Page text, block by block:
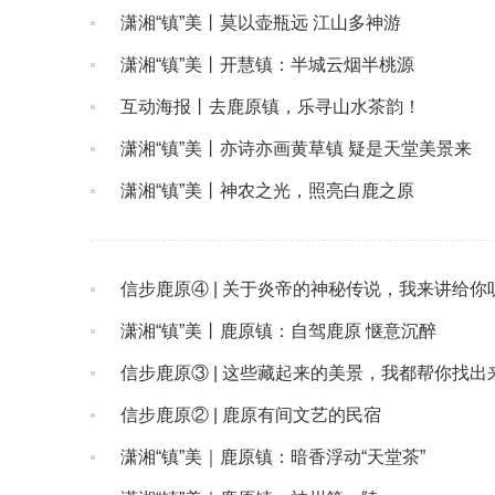
潇湘“镇”美丨莫以壶瓶远 江山多神游
潇湘“镇”美丨开慧镇：半城云烟半桃源
互动海报丨去鹿原镇，乐寻山水茶韵！
潇湘“镇”美丨亦诗亦画黄草镇 疑是天堂美景来
潇湘“镇”美丨神农之光，照亮白鹿之原
信步鹿原④ | 关于炎帝的神秘传说，我来讲给你
潇湘“镇”美丨鹿原镇：自驾鹿原 惬意沉醉
信步鹿原③ | 这些藏起来的美景，我都帮你找出
信步鹿原② | 鹿原有间文艺的民宿
潇湘“镇”美｜鹿原镇：暗香浮动“天堂茶”